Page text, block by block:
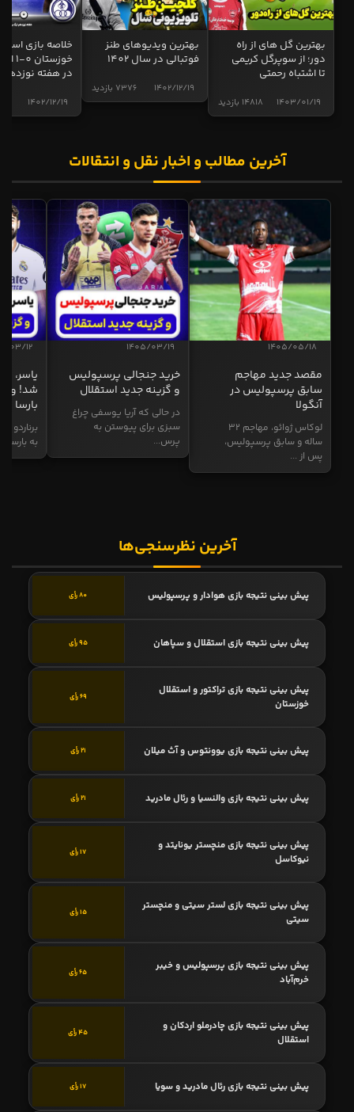
بهترین گل های از راه
دور؛ از سوپرگل کریمی
تا اشتباه رحمتی
14818 بازدید 1403/01/19
بهترین ویدیوهای طنز
فوتبالی در سال 1402
7376 بازدید 1402/12/19
خلاصه بازی
در هفته نوزدهم
1402/12/19
آخرین مطالب و اخبار نقل و انتقالات
1405/05/18
مقصد جدید مهاجم
سابق پرسپولیس در
آنگولا
لوکاس ژوائو، مهاجم ۳۲
ساله و سابق پرسپولیس،
پس از ...
1405/03/19
خرید جنجالی پرسپولیس
و گزینه جدید استقلال
در حالی که آریا یوسفی چراغ
سبزی برای پیوستن به
پرس...
03/12
یاسر،
شد! و
بارسا
برناردو
به بارسا
آخرین نظرسنجی‌ها
پیش بینی نتیجه بازی هوادار و پرسپولیس 80 رأی
پیش بینی نتیجه بازی استقلال و سپاهان 95 رأی
پیش بینی نتیجه بازی تراکتور و استقلال
خوزستان
69 رأی
پیش بینی نتیجه بازی یوونتوس و آث میلان 21 رأی
پیش بینی نتیجه بازی والنسیا و رئال مادرید 21 رأی
پیش بینی نتیجه بازی منچستر یونایتد و
نیوکاسل
17 رأی
پیش بینی نتیجه بازی لستر سیتی و منچستر
سیتی
15 رأی
پیش بینی نتیجه بازی پرسپولیس و خیبر
خرم‌آباد
65 رأی
پیش بینی نتیجه بازی چادرملو اردکان و
استقلال
45 رأی
پیش بینی نتیجه بازی رئال مادرید و سویا 17 رأی